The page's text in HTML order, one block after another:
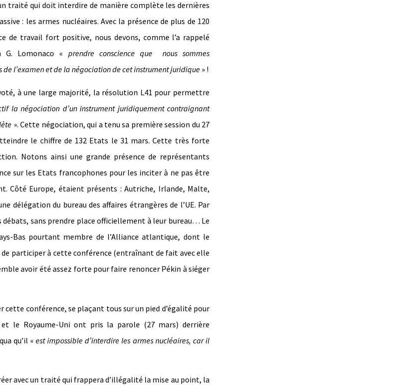
traité qui doit interdire de manière complète les dernières
: les armes nucléaires. Avec la présence de plus de 120
de travail fort positive, nous devons, comme l’a rappelé
G. Lomonaco « prendre conscience quenous sommes
l’examen et de la négociation de cet instrument juridique » !
à une large majorité, la résolution L41 pour permettre
la négociation d’un instrument juridiquement contraignant
». Cette négociation, qui a tenu sa première session du 27
le chiffre de 132 Etats le 31 mars. Cette très forte
Notons ainsi une grande présence de représentants
sur les Etats francophones pour les inciter à ne pas être
Côté Europe, étaient présents : Autriche, Irlande, Malte,
délégation du bureau des affaires étrangères de l’UE. Par
sans prendre place officiellement à leur bureau… Le
Bas pourtant membre de l’Alliance atlantique, dont le
participer à cette conférence (entraînant de fait avec elle
avoir été assez forte pour faire renoncer Pékin à siéger
cette conférence, se plaçant tous sur un pied d’égalité pour
le Royaume-Uni ont pris la parole (27 mars) derrière
qu’il «est impossible d’interdire les armes nucléaires, car il
avec un traité qui frappera d’illégalité la mise au point, la